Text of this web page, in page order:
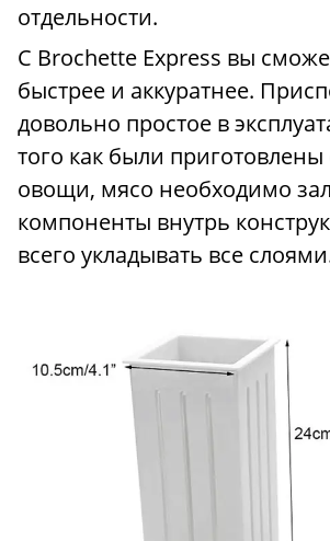
отдельности.
С Brochette Express вы
быстрее и аккуратнее.
довольно простое в
того как были приготовлены
овощи, мясо необходимо
компоненты внутрь
всего укладывать все